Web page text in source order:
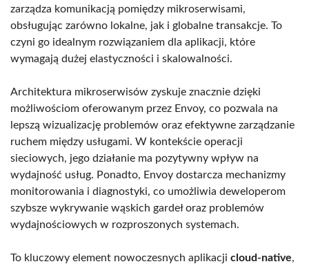
zarządza komunikacją pomiędzy mikroserwisami,
obsługując zarówno lokalne, jak i globalne transakcje. To
czyni go idealnym rozwiązaniem dla aplikacji, które
wymagają dużej elastyczności i skalowalności.
Architektura mikroserwisów zyskuje znacznie dzięki
możliwościom oferowanym przez Envoy, co pozwala na
lepszą wizualizację problemów oraz efektywne zarządzanie
ruchem między usługami. W kontekście operacji
sieciowych, jego działanie ma pozytywny wpływ na
wydajność usług. Ponadto, Envoy dostarcza mechanizmy
monitorowania i diagnostyki, co umożliwia deweloperom
szybsze wykrywanie wąskich gardeł oraz problemów
wydajnościowych w rozproszonych systemach.
To kluczowy element nowoczesnych aplikacji cloud-native,